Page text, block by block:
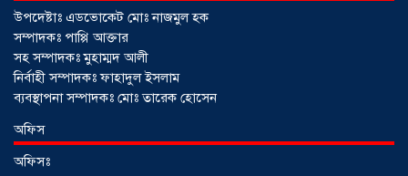
উপদেষ্টাঃ এডভোকেট মোঃ নাজমুল হক
সম্পাদকঃ পাপ্পি আক্তার
সহ সম্পাদকঃ মুহাম্মদ আলী
নির্বাহী সম্পাদকঃ ফাহাদুল ইসলাম
ব্যবস্থাপনা সম্পাদকঃ মোঃ তারেক হোসেন
অফিস
অফিসঃ